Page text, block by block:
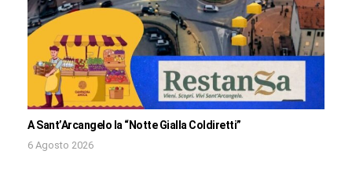
A Sant’Arcangelo la “Notte Gialla Coldiretti”
6 Agosto 2026